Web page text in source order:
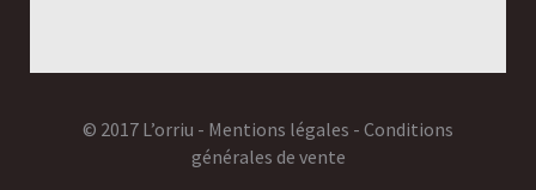
© 2017 L’orriu - Mentions légales - Conditions
générales de vente